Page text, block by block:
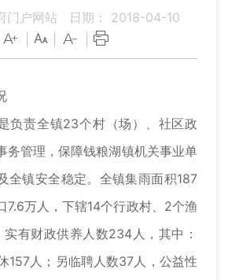
门户网站
日期： 2018-04-10
负责全镇23个村（场）、社区政
务管理，保障钱粮湖镇机关事业单
全镇安全稳定。全镇集雨面积187
7.6万人，下辖14个行政村、2个渔
有财政供养人数234人，其中：
157人；另临聘人数37人，公益性